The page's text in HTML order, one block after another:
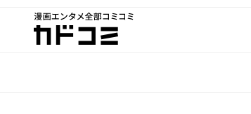
漫画エンタメ全部コミコミ
カドコミ